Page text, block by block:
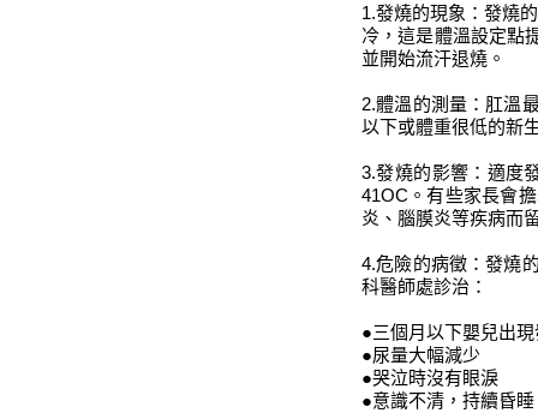
1.發燒的現象：發燒
冷，這是體溫設定點
並開始流汗退燒。
2.體溫的測量：肛溫
以下或體重很低的新
3.發燒的影響：適度
41OC。有些家長會
炎、腦膜炎等疾病而
4.危險的病徵：發燒
科醫師處診治：
●三個月以下嬰兒出
●尿量大幅減少
●哭泣時沒有眼淚
●意識不清，持續昏